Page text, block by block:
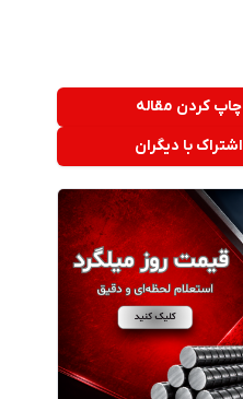
چاپ کردن مقاله
اشتراک با دیگران